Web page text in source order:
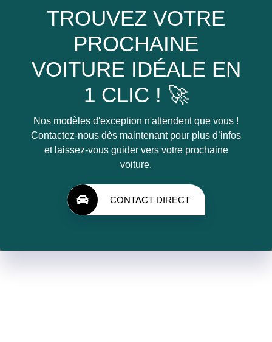
TROUVEZ VOTRE
PROCHAINE
VOITURE IDÉALE EN
1 CLIC ! 🚀
Nos modèles d'exception n'attendent que vous !
Contactez-nous dès maintenant pour plus d’infos
et laissez-vous guider vers votre prochaine
voiture.
CONTACT DIRECT